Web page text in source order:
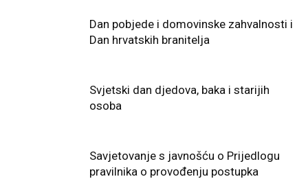
Dan pobjede i domovinske zahvalnosti i
Dan hrvatskih branitelja
Svjetski dan djedova, baka i starijih
osoba
Savjetovanje s javnošću o Prijedlogu
pravilnika o provođenju postupka